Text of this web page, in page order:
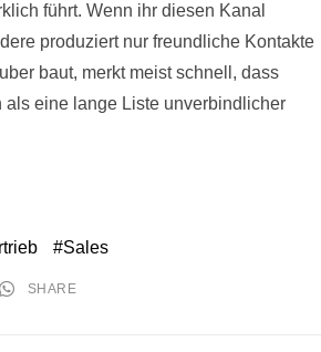
führt. Wenn ihr diesen Kanal
produziert nur freundliche Kontakte
baut, merkt meist schnell, dass
eine lange Liste unverbindlicher
Sales
SHARE